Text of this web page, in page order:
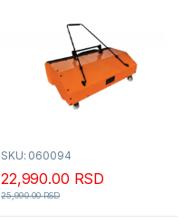
SKU: 060094
22,990.00 RSD
25,990.00RSD